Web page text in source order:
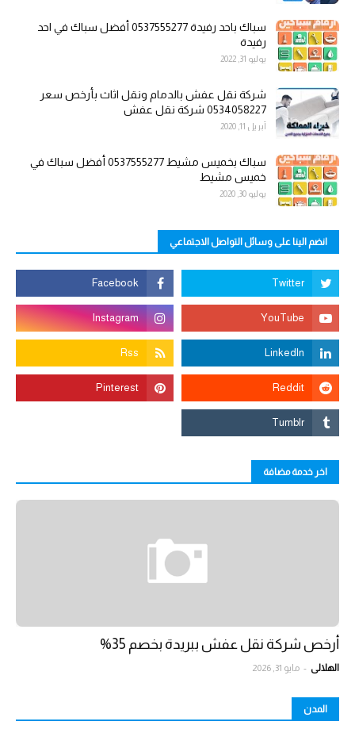
سباك باحد رفيدة 0537555277 أفضل سباك في احد
رفيدة
يوليو 31, 2022
شركة نقل عفش بالدمام ونقل اثاث بأرخص سعر
0534058227 شركة نقل عفش
أبريل 11, 2020
سباك بخميس مشيط 0537555277 أفضل سباك في
خميس مشيط
يوليو 30, 2020
انضم الينا على وسائل التواصل الاجتماعي
اخر خدمة مضافة
أرخص شركة نقل عفش ببريدة بخصم 35%
الهلالي - مايو 31, 2026
المدن